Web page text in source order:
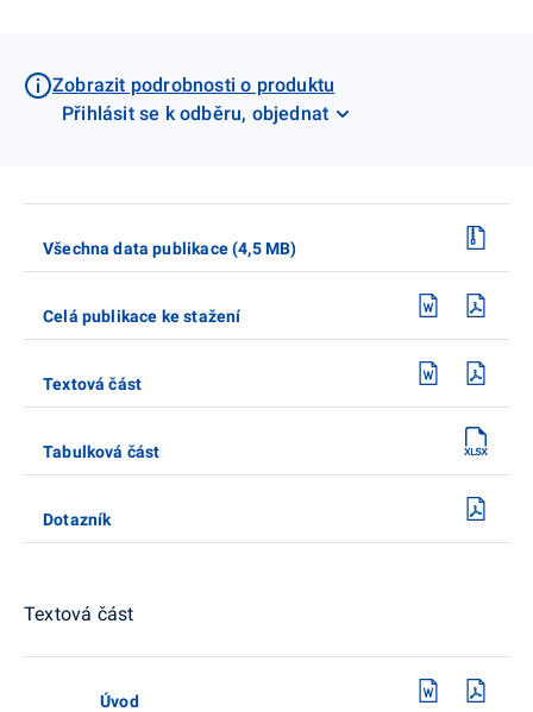
Zobrazit podrobnosti o produktu
Přihlásit se k odběru, objednat
Všechna data publikace (4,5 MB)
Celá publikace ke stažení
Textová část
Tabulková část
Dotazník
Textová část
Úvod